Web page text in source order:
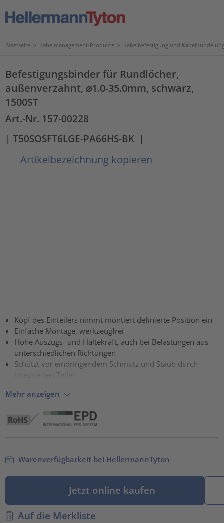
Startseite > Kabelmanagement-Produkte > Kabelbefestigung und
Befestigungsbinder für Rundlöcher,
außenverzahnt, ⌀1.0-35.0mm, schwarz,
1500ST
Art.-Nr. 157-00228
| T50SOSFT6LGE-PA66HS-BK |
Artikelbezeichnung kopieren
Kopf des Einteilers nimmt montiert definierte Position ein
Einfache Montage, werkzeugfrei
Hohe Auszugs- und Haltekraft, auch bei Belastungen aus
unterschiedlichen Richtungen
Schützt vor eindringendem Schmutz und Staub durch
Mehr anzeigen
Warenverfügbarkeit bei HellermannTyton
Jetzt online kaufen
Auf die Merkliste